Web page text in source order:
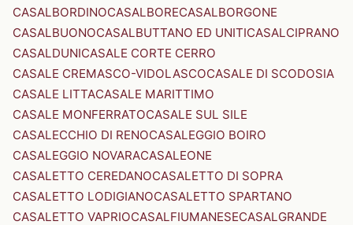
CASALBORDINOCASALBORECASALBORGONE
CASALBUONOCASALBUTTANO ED UNITICASALCIPRANO
CASALDUNICASALE CORTE CERRO
CASALE CREMASCO-VIDOLASCOCASALE DI SCODOSIA
CASALE LITTACASALE MARITTIMO
CASALE MONFERRATOCASALE SUL SILE
CASALECCHIO DI RENOCASALEGGIO BOIRO
CASALEGGIO NOVARACASALEONE
CASALETTO CEREDANOCASALETTO DI SOPRA
CASALETTO LODIGIANOCASALETTO SPARTANO
CASALETTO VAPRIOCASALFIUMANESECASALGRANDE